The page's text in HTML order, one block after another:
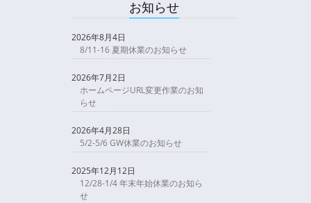
お知らせ
2026年8月4日
8/11-16 夏期休業のお知らせ
2026年7月2日
ホームページURL変更作業のお知
らせ
2026年4月28日
5/2-5/6 GW休業のお知らせ
2025年12月12日
12/28-1/4 年末年始休業のお知ら
せ